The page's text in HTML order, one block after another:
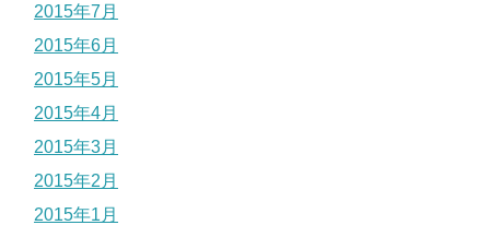
2015年7月
2015年6月
2015年5月
2015年4月
2015年3月
2015年2月
2015年1月